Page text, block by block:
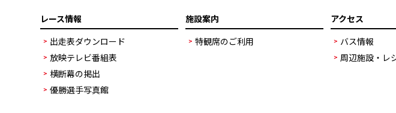
レース情報
出走表ダウンロード
放映テレビ番組表
横断幕の掲出
優勝選手写真館
施設案内
特観席のご利用
アクセス
バス情報
周辺施設・レ